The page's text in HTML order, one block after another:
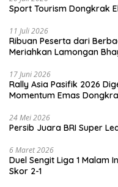
Sport Tourism Dongkrak
11 Juli 2026
Ribuan Peserta dari
Meriahkan Lamongan
17 Juni 2026
Rally Asia Pasifik 2026
Momentum Emas
24 Mei 2026
Persib Juara BRI Super
6 Maret 2026
Duel Sengit Liga 1 Malam
Skor 2-1